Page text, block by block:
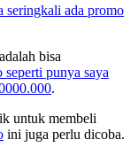
seringkali ada promo
bisa
punya saya
.
untuk membeli
ini juga perlu dicoba.